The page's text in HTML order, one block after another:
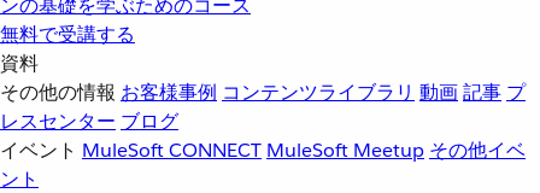
ンの基礎を学ぶためのコース
無料で受講する
資料
その他の情報 お客様事例 コンテンツライブラリ 動画記事 プ
レスセンター ブログ
イベント MuleSoft CONNECT MuleSoft Meetup その他イベ
ント